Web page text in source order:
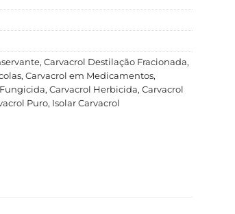
, Carvacrol Destilação Fracionada,
, Carvacrol em Medicamentos,
, Carvacrol Herbicida, Carvacrol
Puro, Isolar Carvacrol